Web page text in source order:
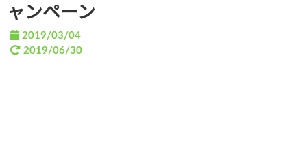
ャンペーン
2019/03/04
2019/06/30